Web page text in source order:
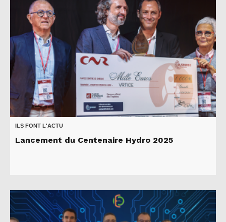
ILS FONT L'ACTU
Lancement du Centenaire Hydro 2025